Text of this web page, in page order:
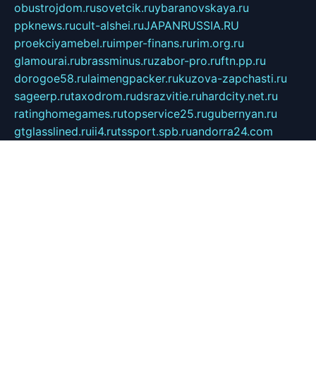
obustrojdom.rusovetcik.ruybaranovskaya.ru
ppknews.rucult-alshei.ruJAPANRUSSIA.RU
proekciyamebel.ruimper-finans.rurim.org.ru
glamourai.rubrassminus.ruzabor-pro.ruftn.pp.ru
dorogoe58.rulaimengpacker.rukuzova-zapchasti.ru
sageerp.rutaxodrom.rudsrazvitie.ruhardcity.net.ru
ratinghomegames.rutopservice25.rugubernyan.ru
gtglasslined.ruii4.rutssport.spb.ruandorra24.com